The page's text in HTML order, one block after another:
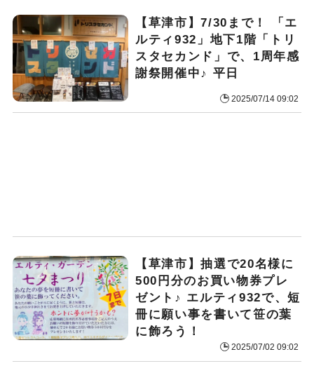
【草津市】7/30まで！ 「エ
ルティ932」地下1階「トリ
スタセカンド」で、1周年感
謝祭開催中♪ 平日
2025/07/14 09:02
【草津市】抽選で20名様に
500円分のお買い物券プレ
ゼント♪ エルティ932で、短
冊に願い事を書いて笹の葉
に飾ろう！
2025/07/02 09:02